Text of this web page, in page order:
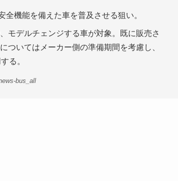
機能を備えた車を普及させる狙い。
モデルチェンジする車が対象。既に販売さ
ついてはメーカー側の準備期間を考慮し、
る。
bus_all